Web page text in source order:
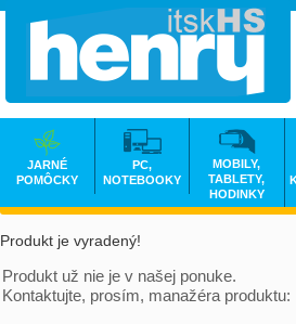
Produkt je vyradený!
Produkt už nie je v našej ponuke.
Kontaktujte, prosím, manažéra produktu:
JARNÉ
POMÔCKY
PC,
NOTEBOOKY
MOBILY,
TABLETY,
HODINKY